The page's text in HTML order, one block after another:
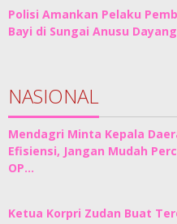
Polisi Amankan Pelaku
Bayi di Sungai Anusu
NASIONAL
Mendagri Minta Kepala
Efisiensi, Jangan Mudah
OP…
Ketua Korpri Zudan Buat